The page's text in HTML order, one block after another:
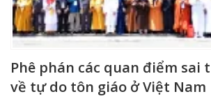
Phê phán các quan điểm sai
về tự do tôn giáo ở Việt Nam